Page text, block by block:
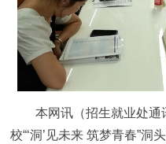
本网讯（招生就业处通
校“‘洞’见未来 筑梦青春”